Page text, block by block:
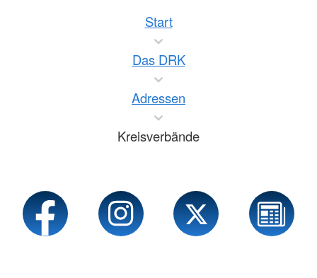
Start
Das DRK
Adressen
Kreisverbände